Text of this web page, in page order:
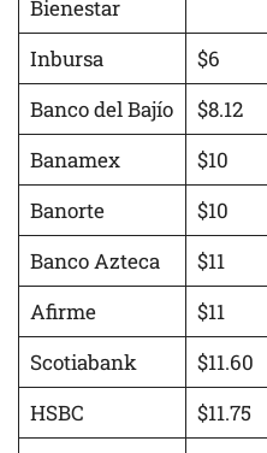
Bienestar
Inbursa $6
Banco del Bajío
$8.12
Banamex
$10
Banorte
$10
Banco Azteca
$11
Afirme
$11
Scotiabank
$11.60
HSBC
$11.75